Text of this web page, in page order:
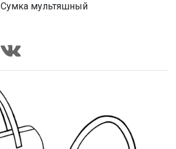
Сумка мультяшный